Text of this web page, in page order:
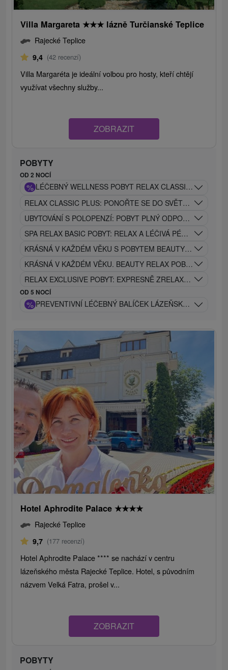
Villa Margareta ★★★ lázně Turčianské Teplice
Rajecké Teplice
9,4 (42 recenzí)
Villa Margaréta je ideální volbou pro hosty, kteří chtějí
využívat všechny služby...
ZOBRAZIT
POBYTY
OD 2 NOCÍ
% LÉČEBNÝ WELLNESS POBYT RELAX CLASSIC:
RELAX CLASSIC PLUS: PONOŘTE SE DO SVĚTA RELAXU A
UBYTOVÁNÍ S POLOPENZÍ: POBYT PLNÝ ODPOČINKU,
SPA RELAX BASIC POBYT: RELAX A LÉČIVÁ PÉČE V
KRÁSNÁ V KAŽDÉM VĚKU S POBYTEM BEAUTY CLASSIC
KRÁSNÁ V KAŽDÉM VĚKU. BEAUTY RELAX POBYT
RELAX EXCLUSIVE POBYT: EXPRESNĚ ZRELAXUJE VAŠE
OD 5 NOCÍ
% PREVENTIVNÍ LÉČEBNÝ BALÍČEK LÁZEŇSKÁ PÉČE
Hotel Aphrodite Palace ★★★★
Rajecké Teplice
9,7 (177 recenzí)
Hotel Aphrodite Palace **** se nachází v centru
lázeňského města Rajecké Teplice. Hotel, s původním
názvem Velká Fatra, prošel v...
ZOBRAZIT
POBYTY